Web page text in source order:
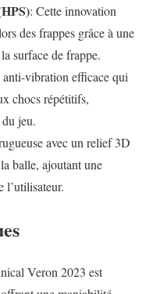
: Cette innovation
des frappes grâce à une
surface de frappe.
anti-vibration efficace qui
chocs répétitifs,
jeu.
avec un relief 3D
balle, ajoutant une
l’utilisateur.
Veron 2023 est